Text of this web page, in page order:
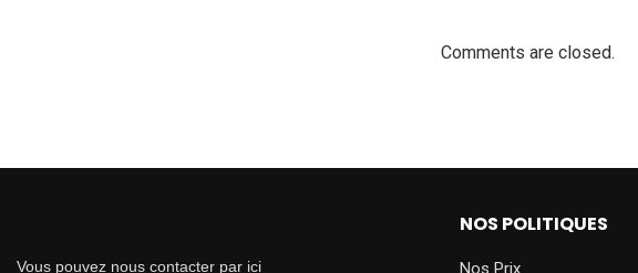
Comments are closed.
Vous pouvez nous contacter par ici
NOS POLITIQUES
Nos Prix